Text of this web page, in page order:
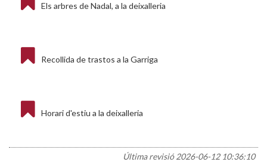
Els arbres de Nadal, a la deixalleria
Recollida de trastos a la Garriga
Horari d'estiu a la deixalleria
Última revisió2026-06-12 10:36:10